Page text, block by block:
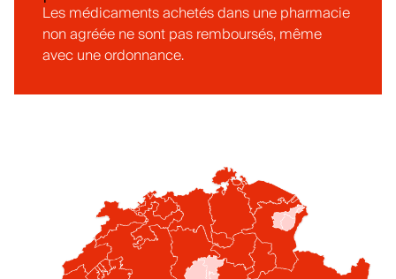
Les médicaments achetés dans une pharmacie
non agréée ne sont pas remboursés, même
avec une ordonnance.